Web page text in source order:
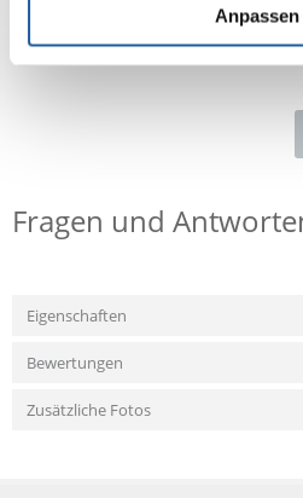
Anpassen
Rohasche: 7,0% Rohfaser: 4.5%.
Fragen und
Eigenschaften
Bewertungen
Zusätzliche Fotos